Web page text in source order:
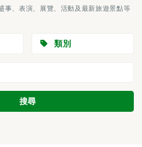
事、表演、展覽、活動及最新旅遊景點等
類別